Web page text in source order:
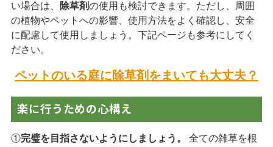
い場合は、
除草剤の使用も検討できます。ただし、周囲
の植物やペットへの影響、使用方法をよく確認し、安全
に配慮して使用しましょう。下記ページも参考にしてく
ださい。
ペットのいる庭に除草剤をまいても大丈夫？
楽に行うための心構え
①完璧を目指さないようにしましょう。
全ての雑草を根